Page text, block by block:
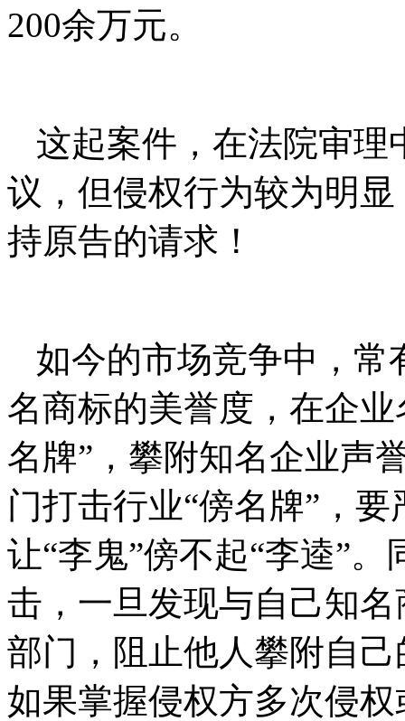
200余万元。
这起案件，在法院审理
议，但侵权行为较为明
持原告的请求！
如今的市场竞争中，常
名商标的美誉度，在企
名牌”，攀附知名企业声
门打击行业“傍名牌”，
让“李鬼”傍不起“李逵”
击，一旦发现与自己知
部门，阻止他人攀附自
如果掌握侵权方多次侵